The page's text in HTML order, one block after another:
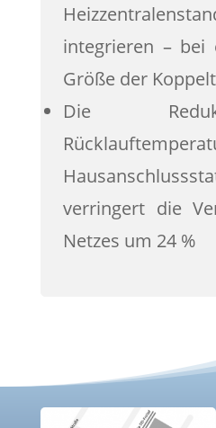
integrieren – bei
Größe der
Die Reduktion der
verringert die
Netzes um 24 %